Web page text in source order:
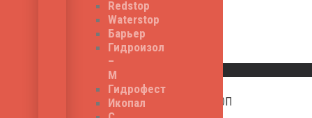
Redstop
Waterstop
Барьер
Гидроизол
–
М
Гидрофест
Икопал
Read More
Гидроконтур ЦР-240П